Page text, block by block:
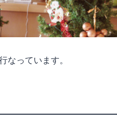
なっています。